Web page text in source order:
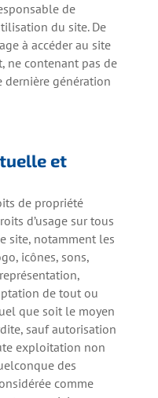
de
du site. De
à accéder au site
ne contenant pas de
dernière génération
et
de propriété
d’usage sur tous
site, notamment les
icônes, sons,
de tout ou
que soit le moyen
sauf autorisation
exploitation non
des
comme